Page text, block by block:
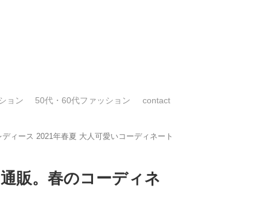
ョン 50代・60代ファッション contact
ディース 2021年春夏 大人可愛いコーディネート
販。春のコーディネ